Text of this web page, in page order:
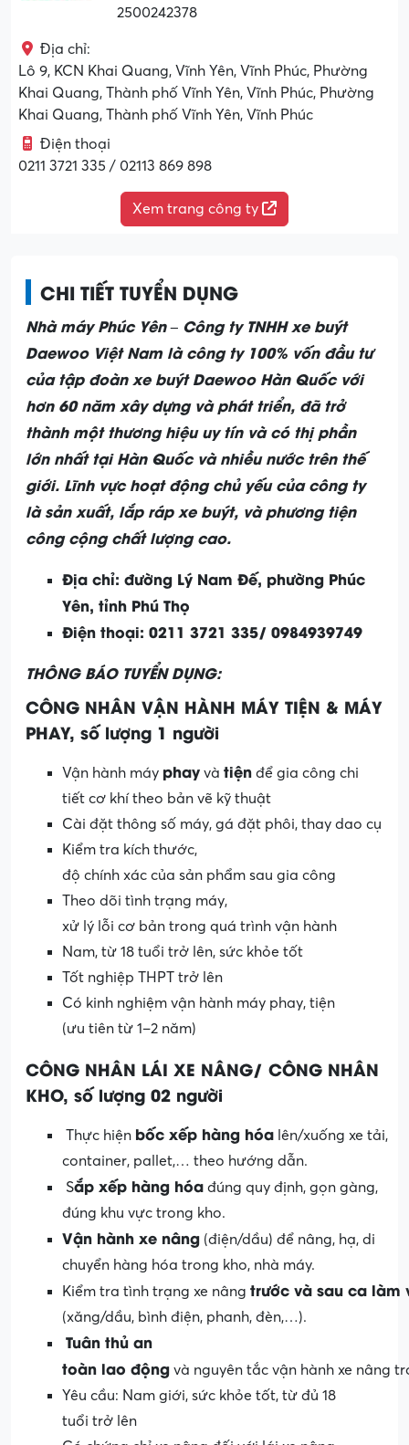
2500242378
Địa chỉ:
Lô 9, KCN Khai Quang, Vĩnh Yên, Vĩnh Phúc, Phường
Khai Quang, Thành phố Vĩnh Yên, Vĩnh Phúc, Phường
Khai Quang, Thành phố Vĩnh Yên, Vĩnh Phúc
Điện thoại
0211 3721 335 / 02113 869 898
Xem trang công ty
CHI TIẾT TUYỂN DỤNG
Nhà máy Phúc Yên – Công ty TNHH xe buýt
Daewoo Việt Nam là công ty 100% vốn đầu tư
của tập đoàn xe buýt Daewoo Hàn Quốc với
hơn 60 năm xây dựng và phát triển, đã trở
thành một thương hiệu uy tín và có thị phần
lớn nhất tại Hàn Quốc và nhiều nước trên thế
giới. Lĩnh vực hoạt động chủ yếu của công ty
là sản xuất, lắp ráp xe buýt, và phương tiện
công cộng chất lượng cao.
Địa chỉ: đường Lý Nam Đế, phường Phúc
Yên, tỉnh Phú Thọ
Điện thoại: 0211 3721 335/ 0984939749
THÔNG BÁO TUYỂN DỤNG:
CÔNG NHÂN VẬN HÀNH MÁY TIỆN & MÁY
PHAY, số lượng 1 người
Vận hành máy phay và tiện để gia công chi
tiết cơ khí theo bản vẽ kỹ thuật
Cài đặt thông số máy, gá đặt phôi, thay dao cụ
Kiểm tra kích thước,
độ chính xác của sản phẩm sau gia công
Theo dõi tình trạng máy,
xử lý lỗi cơ bản trong quá trình vận hành
Nam, từ 18 tuổi trở lên, sức khỏe tốt
Tốt nghiệp THPT trở lên
Có kinh nghiệm vận hành máy phay, tiện
(ưu tiên từ 1–2 năm)
CÔNG NHÂN LÁI XE NÂNG/ CÔNG NHÂN
KHO, số lượng 02 người
Thực hiện bốc xếp hàng hóa lên/xuống xe tải,
container, pallet,… theo hướng dẫn.
Sắp xếp hàng hóa đúng quy định, gọn gàng,
đúng khu vực trong kho.
Vận hành xe nâng (điện/dầu) để nâng, hạ, di
chuyển hàng hóa trong kho, nhà máy.
Kiểm tra tình trạng xe nâng trước và sau ca làm
(xăng/dầu, bình điện, phanh, đèn,…).
Tuân thủ an
toàn lao động và nguyên tắc vận hành xe nâng
Yêu cầu: Nam giới, sức khỏe tốt, từ đủ 18
tuổi trở lên